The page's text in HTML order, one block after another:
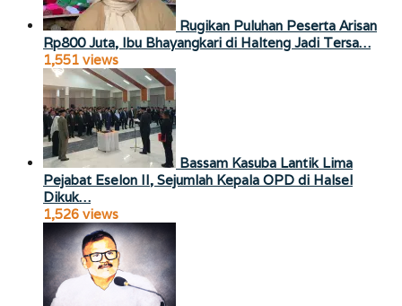
Rugikan Puluhan Peserta Arisan
Rp800 Juta, Ibu Bhayangkari di Halteng Jadi Tersa…
1,551 views
Bassam Kasuba Lantik Lima
Pejabat Eselon II, Sejumlah Kepala OPD di Halsel
Dikuk…
1,526 views